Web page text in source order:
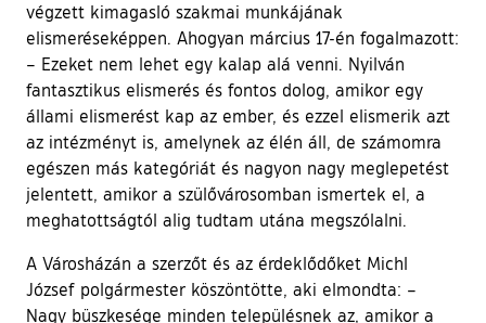
végzett kimagasló szakmai munkájának
elismeréseképpen. Ahogyan március 17-én fogalmazott:
– Ezeket nem lehet egy kalap alá venni. Nyilván
fantasztikus elismerés és fontos dolog, amikor egy
állami elismerést kap az ember, és ezzel elismerik azt
az intézményt is, amelynek az élén áll, de számomra
egészen más kategóriát és nagyon nagy meglepetést
jelentett, amikor a szülővárosomban ismertek el, a
meghatottságtól alig tudtam utána megszólalni.
A Városházán a szerzőt és az érdeklődőket Michl
József polgármester köszöntötte, aki elmondta: –
Nagy büszkesége minden településnek az, amikor a